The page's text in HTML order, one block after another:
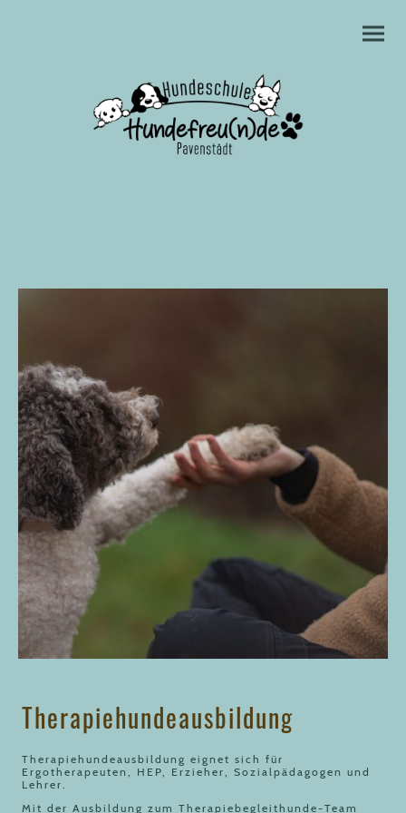
Therapiehundeausbildung
Therapiehundeausbildung eignet sich für
Ergotherapeuten, HEP, Erzieher, Sozialpädagogen und
Lehrer.
Mit der Ausbildung zum Therapiebegleithunde-Team